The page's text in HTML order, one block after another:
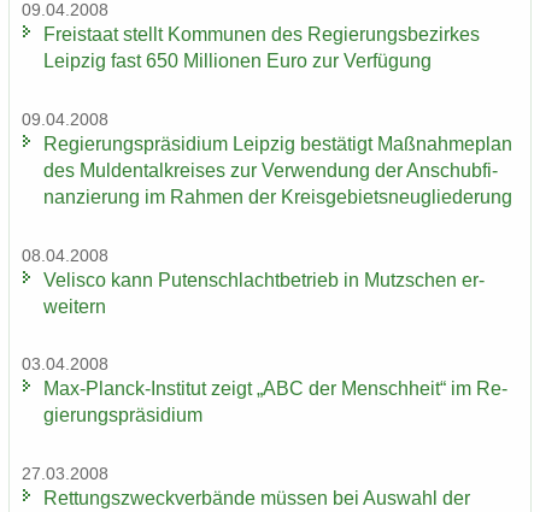
09.04.2008
Frei­staat stellt Kom­mu­nen des Re­gie­rungs­be­zir­kes
Leip­zig fast 650 Mil­lio­nen Euro zur Ver­fü­gung
09.04.2008
Re­gie­rungs­prä­si­di­um Leip­zig be­stä­tigt Maß­nah­me­plan
des Mul­den­tal­krei­ses zur Ver­wen­dung der An­schub­fi­
nan­zie­rung im Rah­men der Kreis­ge­biets­neu­glie­de­rung
08.04.2008
Ve­lis­co kann Pu­ten­schlacht­be­trieb in Mutz­schen er­
wei­tern
03.04.2008
Max-​Planck-Institut zeigt „ABC der Mensch­heit“ im Re­
gie­rungs­prä­si­di­um
27.03.2008
Ret­tungs­zweck­ver­bän­de müs­sen bei Aus­wahl der